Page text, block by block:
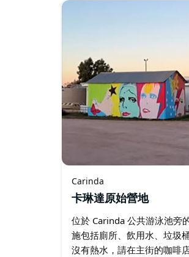
Carinda
卡琳達原始營地
位於 Carinda 公共游泳池旁
施包括廁所、飲用水、垃圾
沒有熱水，請在主街的咖啡